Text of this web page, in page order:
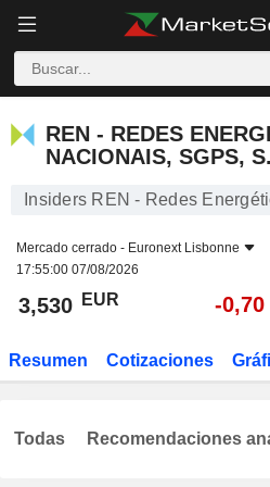
REN - REDES
NACIONAIS, SGPS,
Insiders REN - Redes
Mercado cerrado - Euronext Lisbonne
17:55:00 07/08/2026
3,530 EUR -0,70
Resumen Cotizaciones
Todas Recomendaciones